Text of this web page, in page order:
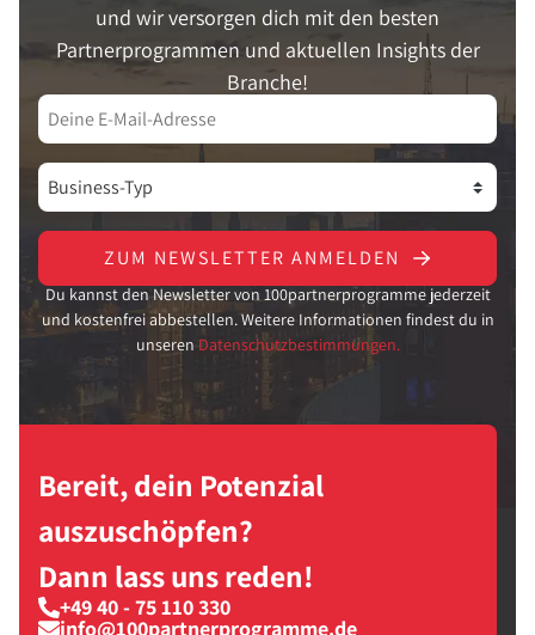
und wir versorgen dich mit den besten
Partnerprogrammen und aktuellen Insights der
Branche!
ZUM NEWSLETTER ANMELDEN
Du kannst den Newsletter von 100partnerprogramme jederzeit
und kostenfrei abbestellen. Weitere Informationen findest du in
unseren Datenschutzbestimmungen.
Bereit, dein Potenzial
auszuschöpfen?
Dann lass uns reden!
+49 40 - 75 110 330
info@100partnerprogramme.de